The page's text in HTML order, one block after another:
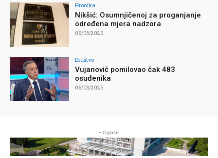
Hronika
Nikšić: Osumnjičenoj za proganjanje
određena mjera nadzora
06/08/2026
Društvo
Vujanović pomilovao čak 483
osuđenika
06/08/2026
- Oglasi-